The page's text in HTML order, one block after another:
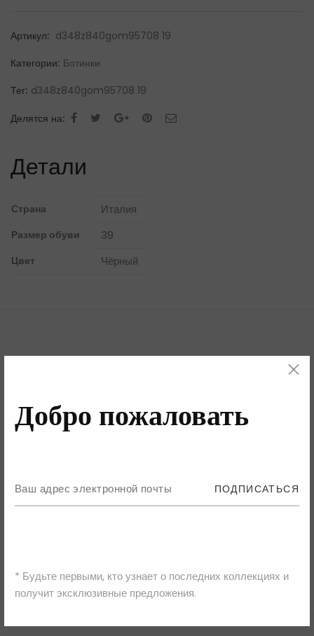
Добро пожаловать
ПОДПИСАТЬСЯ
* Будьте первыми, кто узнает о последних коллекциях и
получит эксклюзивные предложения.
Артикул: d348z840gom95708 19
Категории: Ботинки
Тег: d348z840gom95708 19
Делятся на:
Детали
Страна Италия
Размер обуви 39
Цвет Чёрный
Бренд